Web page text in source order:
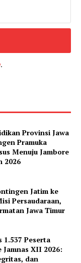
.
Provinsi Jawa
Pramuka
Menuju Jambore
2026
Jatim ke
Persaudaraan,
Jawa Timur
1.537 Peserta
XII 2026:
dan